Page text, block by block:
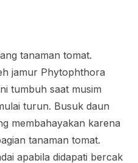
tanaman tomat.
jamur Phytophthora
tumbuh saat musim
turun. Busuk daun
membahayakan karena
tanaman tomat.
apabila didapati bercak